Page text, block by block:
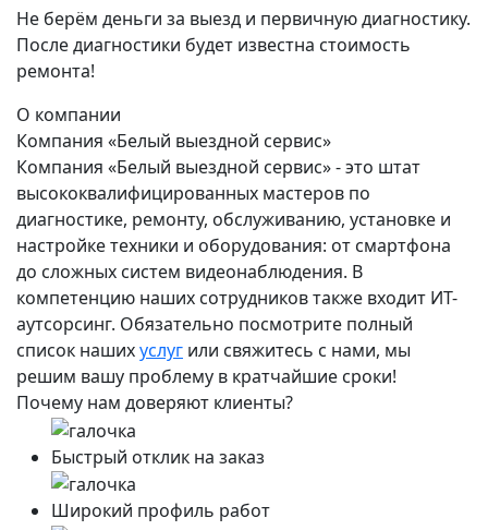
Не берём деньги за выезд и первичную диагностику.
После диагностики будет известна стоимость
ремонта!
О компании
Компания «Белый выездной сервис»
Компания «Белый выездной сервис» - это штат
высококвалифицированных мастеров по
диагностике, ремонту, обслуживанию, установке и
настройке техники и оборудования: от смартфона
до сложных систем видеонаблюдения. В
компетенцию наших сотрудников также входит ИТ-
аутсорсинг. Обязательно посмотрите полный
список нашихуслуг или свяжитесь с нами, мы
решим вашу проблему в кратчайшие сроки!
Почему нам доверяют клиенты?
Быстрый отклик на заказ
Широкий профиль работ